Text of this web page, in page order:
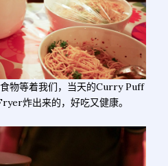
物等着我们，当天的Curry Puff
炸出来的，好吃又健康。